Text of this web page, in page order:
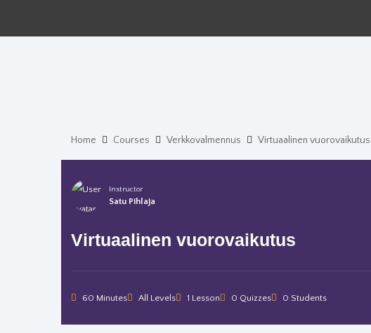
Home Courses Verkkovalmennus Virtuaalinen vuorovaikutus
Instructor
Satu Pihlaja
Virtuaalinen vuorovaikutus
60 Minutes All Levels 1 Lesson 0 Quizzes 0 Students